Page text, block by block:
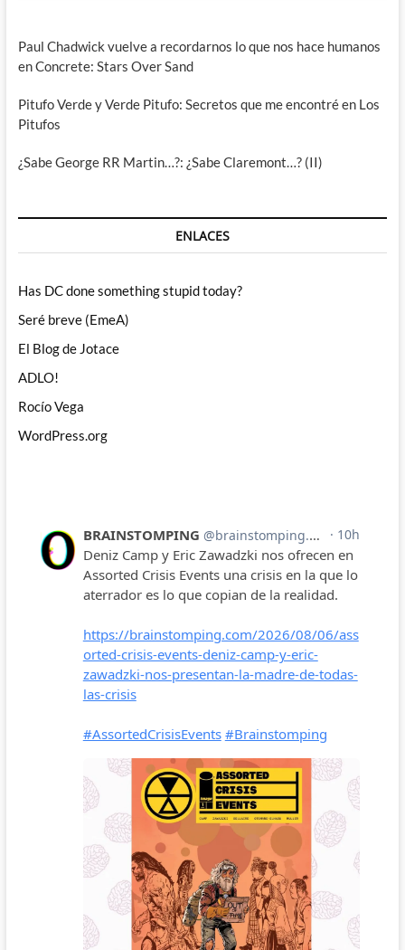
Paul Chadwick vuelve a recordarnos lo que nos hace humanos
en Concrete: Stars Over Sand
Pitufo Verde y Verde Pitufo: Secretos que me encontré en Los
Pitufos
¿Sabe George RR Martin…?: ¿Sabe Claremont…? (II)
ENLACES
Has DC done something stupid today?
Seré breve (EmeA)
El Blog de Jotace
ADLO!
Rocío Vega
WordPress.org